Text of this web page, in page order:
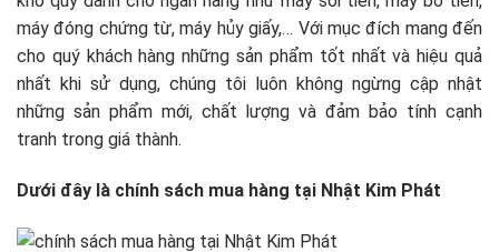
máy đóng chứng từ, máy hủy giấy,… Với mục đích mang đến
cho quý khách hàng những sản phẩm tốt nhất và hiệu quả
nhất khi sử dụng, chúng tôi luôn không ngừng cập nhật
những sản phẩm mới, chất lượng và đảm bảo tính cạnh
tranh trong giá thành.
Dưới đây là chính sách mua hàng tại Nhật Kim Phát